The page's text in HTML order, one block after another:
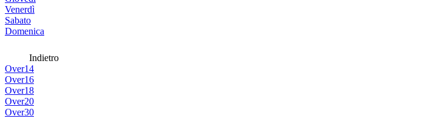
Venerdì
Sabato
Domenica
Indietro
Over14
Over16
Over18
Over20
Over30